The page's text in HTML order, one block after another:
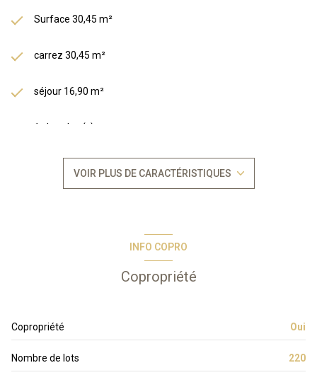
Surface 30,45 m²
carrez 30,45 m²
séjour 16,90 m²
1 chambre(s)
Chauffage individuel : convecteur (electrique)
exposition Ouest
VOIR PLUS DE CARACTÉRISTIQUES
INFO COPRO
Copropriété
Copropriété Oui
Nombre de lots 220